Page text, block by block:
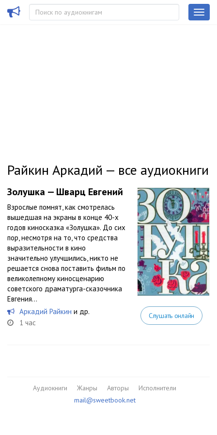
Райкин Аркадий — все аудиокниги
Золушка — Шварц Евгений
Взрослые помнят, как смотрелась
вышедшая на экраны в конце 40-х
годов киносказка «Золушка». До сих
пор, несмотря на то, что средства
выразительности в кино
значительно улучшились, никто не
решается снова поставить фильм по
великолепному киносценарию
советского драматурга-сказочника
Евгения...
Аркадий Райкин и др.
1 час
Слушать онлайн
Аудиокниги Жанры Авторы
Исполнители
mail@sweetbook.net